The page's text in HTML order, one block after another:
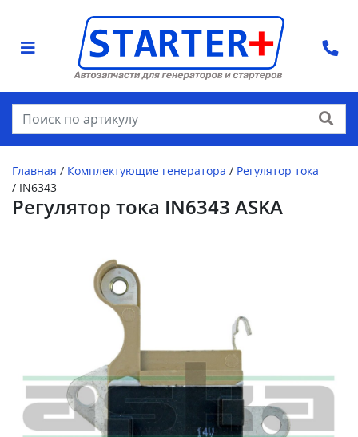
Найти
Главная / Комплектующие генератора / Регулятор тока
/ IN6343
Регулятор тока IN6343 ASKA